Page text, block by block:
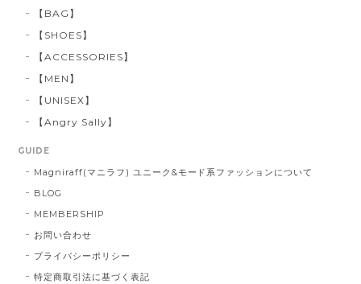
【BAG】
【SHOES】
【ACCESSORIES】
【MEN】
【UNISEX】
【Angry Sally】
GUIDE
Magniraff(マニラフ) ユニーク&モード系ファッションについて
BLOG
MEMBERSHIP
お問い合わせ
プライバシーポリシー
特定商取引法に基づく表記